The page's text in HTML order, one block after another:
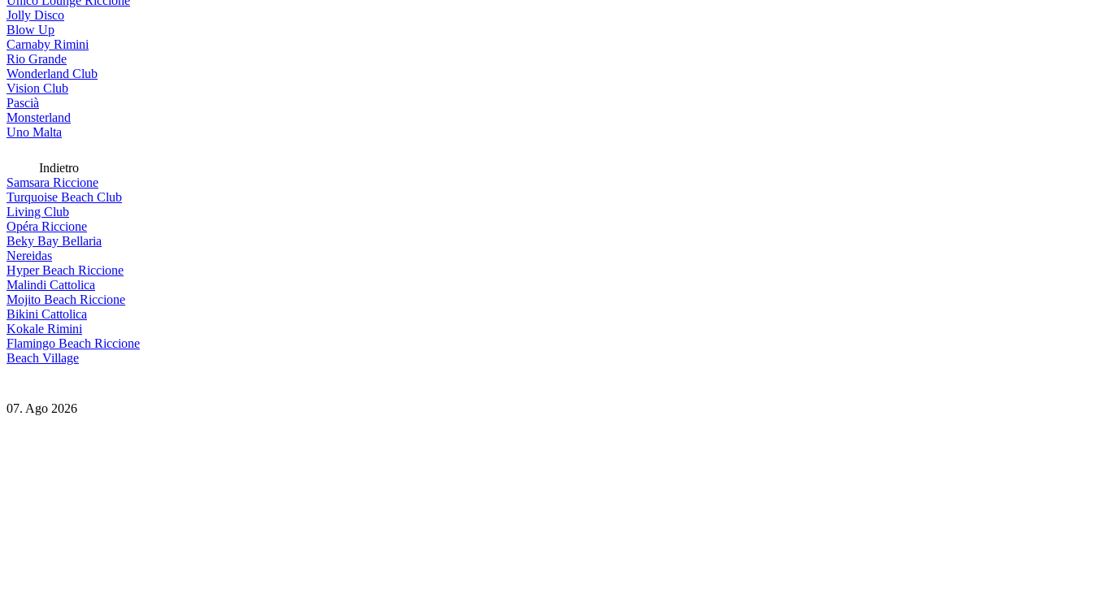
Jolly Disco
Blow Up
Carnaby Rimini
Rio Grande
Wonderland Club
Vision Club
Pascià
Monsterland
Uno Malta
Indietro
Samsara Riccione
Turquoise Beach Club
Living Club
Opéra Riccione
Beky Bay Bellaria
Nereidas
Hyper Beach Riccione
Malindi Cattolica
Mojito Beach Riccione
Bikini Cattolica
Kokale Rimini
Flamingo Beach Riccione
Beach Village
07. Ago 2026